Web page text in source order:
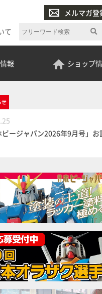
メルマガ登
て
情報 ショップ
せ
ビージャパン2026年9月号」お